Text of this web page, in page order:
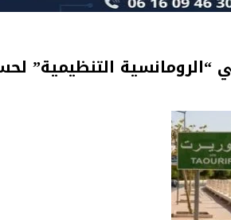
التنظيمية” لحسم